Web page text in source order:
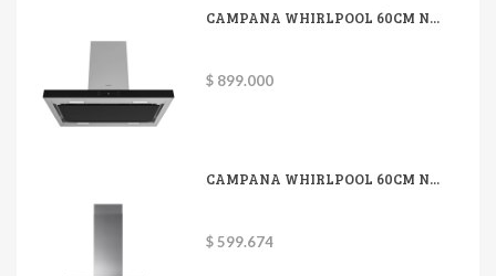
CAMPANA WHIRLPOOL 60CM N...
$ 899.000
CAMPANA WHIRLPOOL 60CM N...
$ 599.674